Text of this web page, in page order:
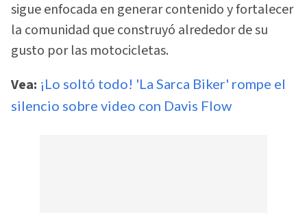
sigue enfocada en generar contenido y fortalecer
la comunidad que construyó alrededor de su
gusto por las motocicletas.
Vea: ¡Lo soltó todo! 'La Sarca Biker' rompe el
silencio sobre video con Davis Flow